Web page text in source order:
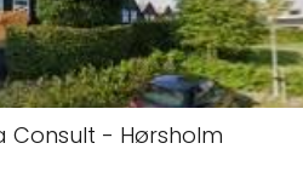
Consult - Hørsholm